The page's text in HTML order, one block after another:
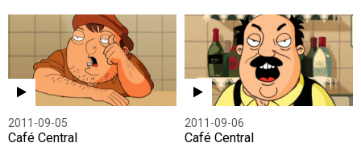
2011-09-05
Café Central
2011-09-06
Café Central